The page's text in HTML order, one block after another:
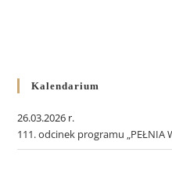
Kalendarium
26.03.2026 r.
111. odcinek programu „PEŁNIA